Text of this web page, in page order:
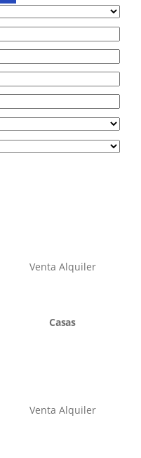
Venta Alquiler
Casas
Venta Alquiler